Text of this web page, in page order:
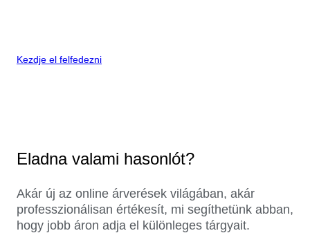
Kezdje el felfedezni
Eladna valami hasonlót?
Akár új az online árverések világában, akár
professzionálisan értékesít, mi segíthetünk abban,
hogy jobb áron adja el különleges tárgyait.